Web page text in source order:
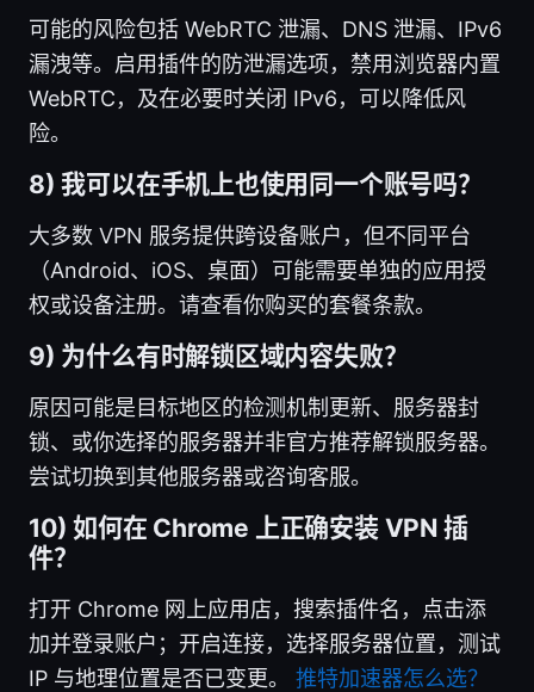
可能的风险包括 WebRTC 泄漏、DNS 泄漏、IPv6
漏洩等。启用插件的防泄漏选项，禁用浏览器内置
WebRTC，及在必要时关闭 IPv6，可以降低风
险。
8) 我可以在手机上也使用同一个账号吗？
大多数 VPN 服务提供跨设备账户，但不同平台
（Android、iOS、桌面）可能需要单独的应用授
权或设备注册。请查看你购买的套餐条款。
9) 为什么有时解锁区域内容失败？
原因可能是目标地区的检测机制更新、服务器封
锁、或你选择的服务器并非官方推荐解锁服务器。
尝试切换到其他服务器或咨询客服。
10) 如何在 Chrome 上正确安装 VPN 插
件？
打开 Chrome 网上应用店，搜索插件名，点击添
加并登录账户；开启连接，选择服务器位置，测试
IP 与地理位置是否已变更。 推特加速器怎么选？